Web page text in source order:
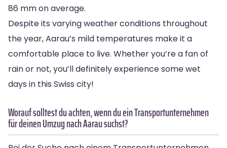
86 mm on average.
Despite its varying weather conditions throughout
the year, Aarau’s mild temperatures make it a
comfortable place to live. Whether you’re a fan of
rain or not, you’ll definitely experience some wet
days in this Swiss city!
Worauf solltest du achten, wenn du ein Transportunternehmen
für deinen Umzug nach Aarau suchst?